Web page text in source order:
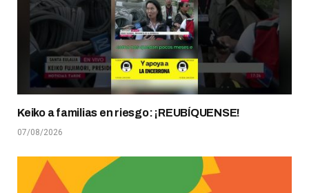
Keiko a familias en riesgo: ¡REUBÍQUENSE!
07/08/2026